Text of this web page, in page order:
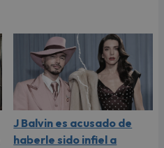
J Balvin es acusado de
haberle sido infiel a